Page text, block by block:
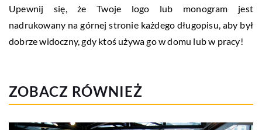
Upewnij się, że Twoje logo lub monogram jest
nadrukowany na górnej stronie każdego długopisu, aby był
dobrze widoczny, gdy ktoś używa go w domu lub w pracy!
ZOBACZ RÓWNIEŻ